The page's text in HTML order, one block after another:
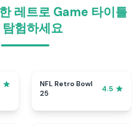
레트로 Game 타이틀
탐험하세요
NFL Retro Bowl
25
4.5